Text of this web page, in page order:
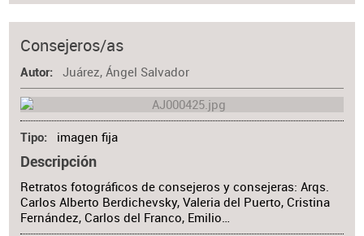
Consejeros/as
Autor Juárez, Ángel Salvador
Tipo imagen fija
Descripción
Retratos fotográficos de consejeros y consejeras: Arqs.
Carlos Alberto Berdichevsky, Valeria del Puerto, Cristina
Fernández, Carlos del Franco, Emilio…